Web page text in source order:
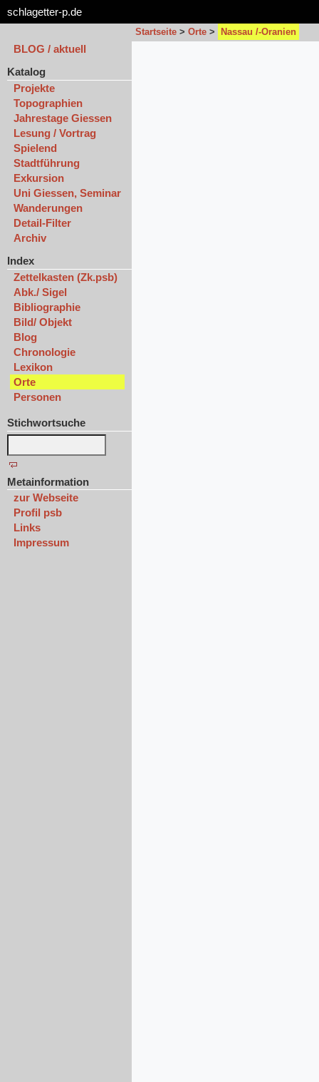
schlagetter-p.de
Startseite > Orte > Nassau /-Oranien
BLOG / aktuell
Katalog
Projekte
Topographien
Jahrestage Giessen
Lesung / Vortrag
Spielend
Stadtführung
Exkursion
Uni Giessen, Seminar
Wanderungen
Detail-Filter
Archiv
Index
Zettelkasten (Zk.psb)
Abk./ Sigel
Bibliographie
Bild/ Objekt
Blog
Chronologie
Lexikon
Orte
Personen
Stichwortsuche
Metainformation
zur Webseite
Profil psb
Links
Impressum